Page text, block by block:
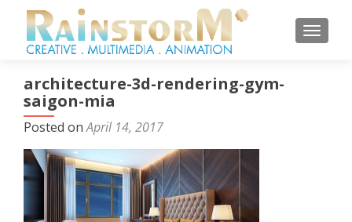
architecture-3d-rendering-gym-
saigon-mia
Posted onApril 14, 2017